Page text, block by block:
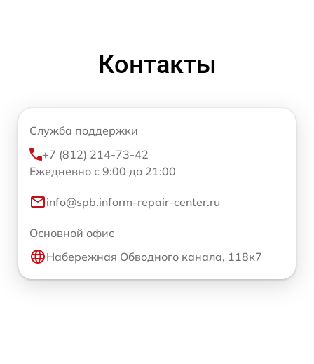
Контакты
Служба поддержки
+7 (812) 214-73-42
Ежедневно с 9:00 до 21:00
info@spb.inform-repair-center.ru
Основной офис
Набережная Обводного канала, 118к7